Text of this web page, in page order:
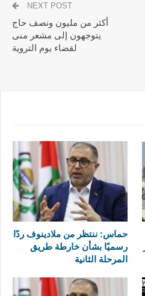
NEXT POST
أكثر من مليون ونصف حاج
يتوجهون إلى مشعر منى
لقضاء يوم التروية
حماس: ننتظر من ملادينوف ردًا
رسميًا بشأن خارطة طريق
المرحلة الثانية